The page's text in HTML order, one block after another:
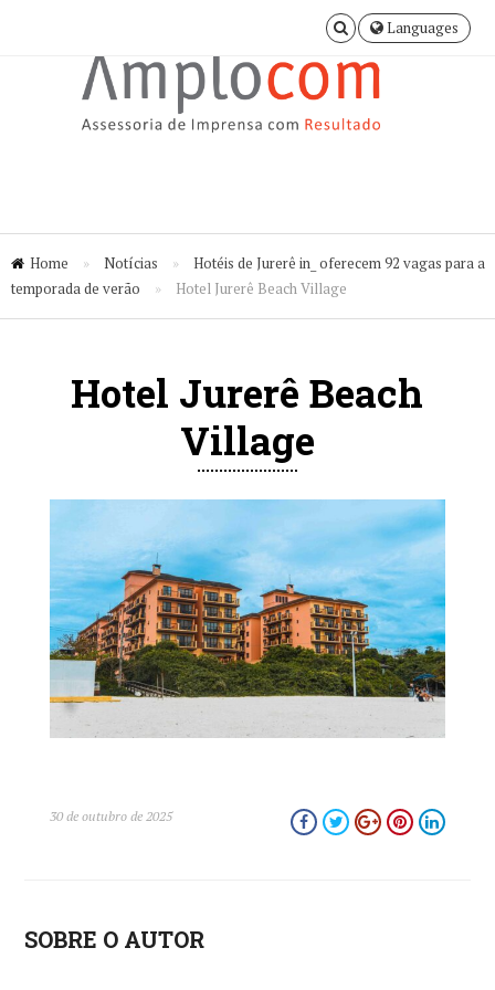
Languages
Home » Notícias »
Hotéis de Jurerê in_ oferecem 92 vagas para a
temporada de verão
» Hotel Jurerê Beach Village
Hotel Jurerê Beach
Village
30 de outubro de 2025
SOBRE O AUTOR